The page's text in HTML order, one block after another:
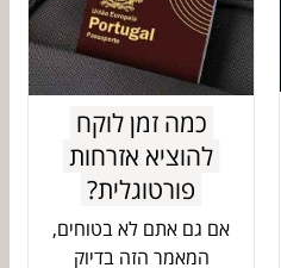
כמה זמן לוקח
להוציא אזרחות
פורטוגלית?
אם גם אתם לא בטוחים,
המאמר הזה בדיוק